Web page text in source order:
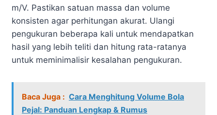
m/V. Pastikan satuan massa dan volume
konsisten agar perhitungan akurat. Ulangi
pengukuran beberapa kali untuk mendapatkan
hasil yang lebih teliti dan hitung rata-ratanya
untuk meminimalisir kesalahan pengukuran.
Baca Juga : Cara Menghitung Volume Bola
Pejal: Panduan Lengkap & Rumus